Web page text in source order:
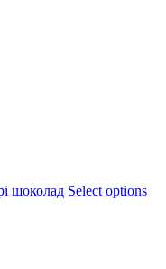
Select options